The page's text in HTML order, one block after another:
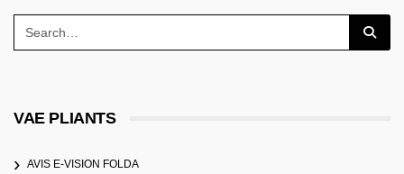
VAE PLIANTS
AVIS E-VISION FOLDA